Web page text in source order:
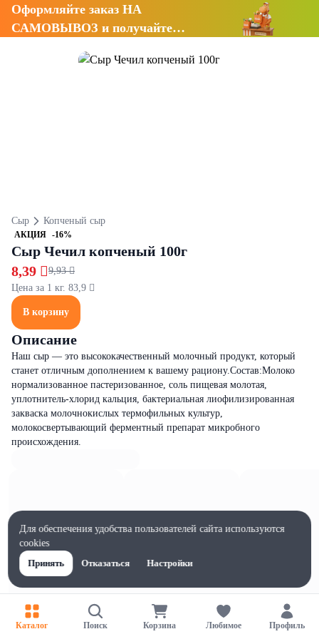
Оформляйте заказ НА
САМОВЫВОЗ и получайте
Сыр Копченый сыр
АКЦИЯ -16%
Сыр Чечил копченый 100г
8,39 9,93 
Цена за 1 кг. 83,9 
В корзину
Описание
Наш сыр — это высококачественный молочный продукт, который
станет отличным дополнением к вашему рациону.Состав:Молоко
нормализованное пастеризованное, соль пищевая молотая,
уплотнитель-хлорид кальция, бактериальная лиофилизированная
закваска молочнокислых термофильных культур,
молокосвертывающий ферментный препарат микробного
происхождения.
Каталог Поиск Корзина Любимое Профиль
Для обеспечения удобства пользователей сайта используются
cookies
Принять
Отказаться Настройки